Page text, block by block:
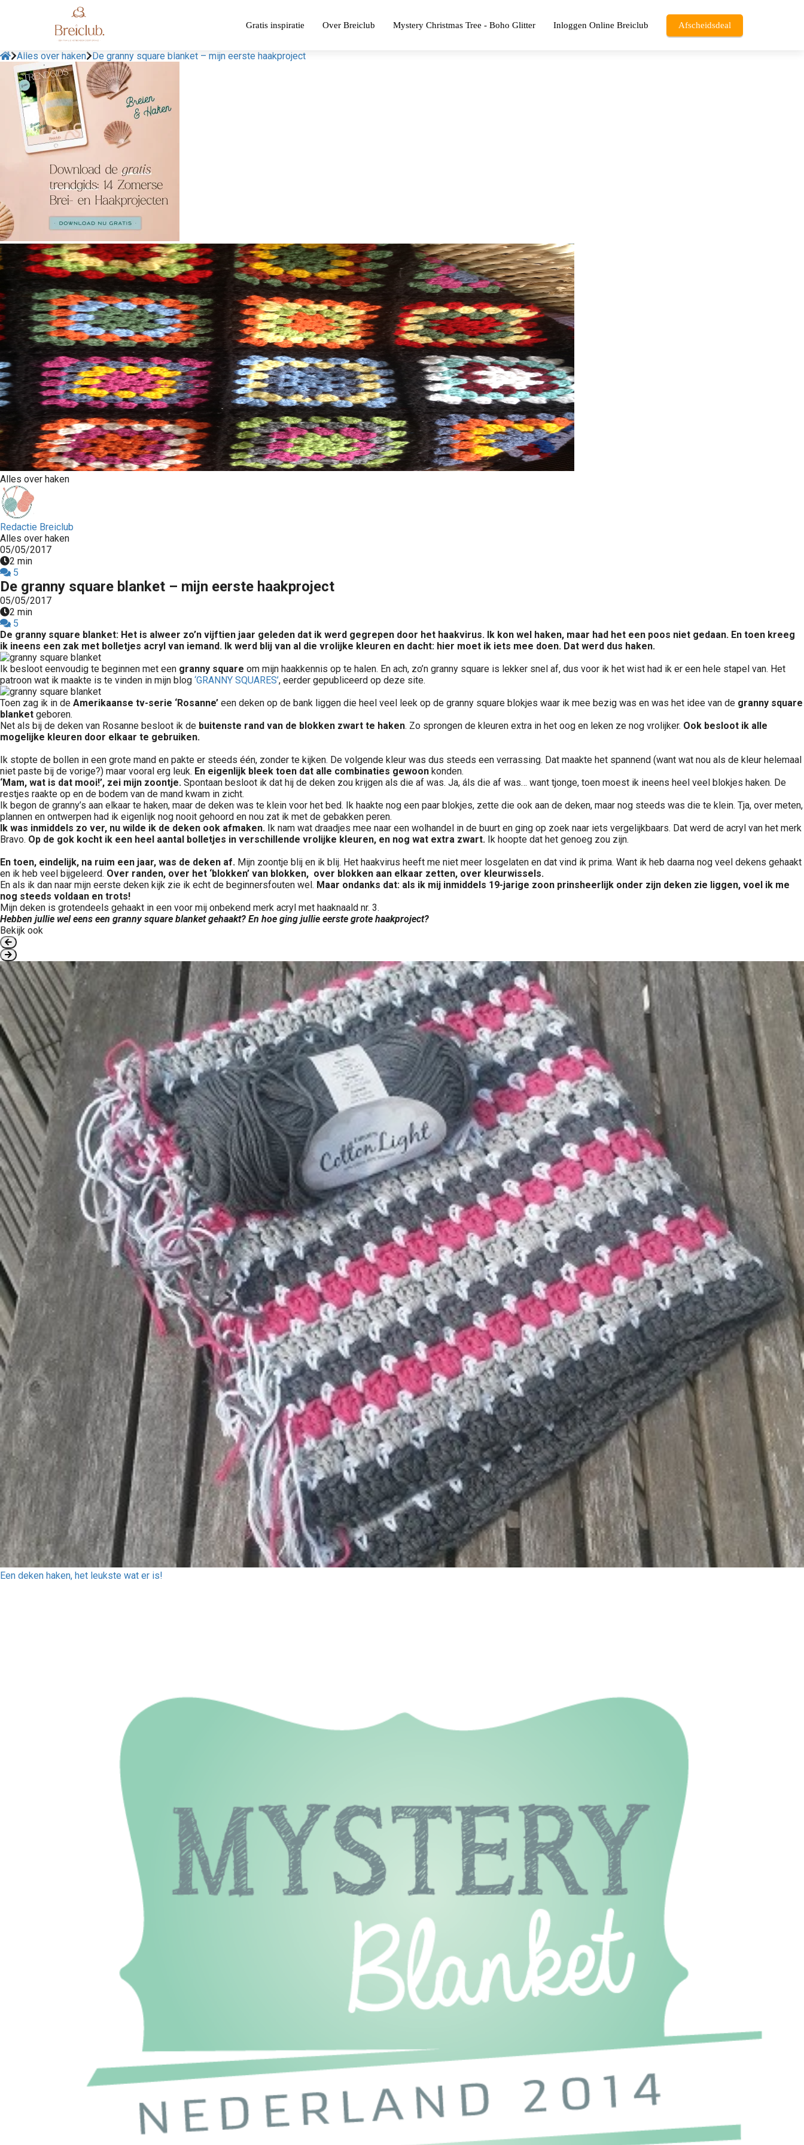
Gratis inspiratie Over Breiclub Mystery Christmas Tree - Boho Glitter Inloggen Online Breiclub Afscheidsdeal
Alles over haken De granny square blanket – mijn eerste haakproject
Alles over haken
Redactie Breiclub
Alles over haken
05/05/2017
2 min
5
De granny square blanket – mijn eerste haakproject
05/05/2017
2 min
5
De granny square blanket: Het is alweer zo’n vijftien jaar geleden dat ik werd gegrepen door het haakvirus. Ik kon wel haken, maar had het een poos niet gedaan. En toen kreeg
ik ineens een zak met bolletjes acryl van iemand. Ik werd blij van al die vrolijke kleuren en dacht: hier moet ik iets mee doen. Dat werd dus haken.
Ik besloot eenvoudig te beginnen met een granny square om mijn haakkennis op te halen. En ach, zo’n granny square is lekker snel af, dus voor ik het wist had ik er een hele stapel van. Het
patroon wat ik maakte is te vinden in mijn blog ‘GRANNY SQUARES’, eerder gepubliceerd op deze site.
Toen zag ik in de Amerikaanse tv-serie ‘Rosanne’ een deken op de bank liggen die heel veel leek op de granny square blokjes waar ik mee bezig was en was het idee van de granny square
blanket geboren.
Net als bij de deken van Rosanne besloot ik de buitenste rand van de blokken zwart te haken. Zo sprongen de kleuren extra in het oog en leken ze nog vrolijker. Ook besloot ik alle
mogelijke kleuren door elkaar te gebruiken.
Ik stopte de bollen in een grote mand en pakte er steeds één, zonder te kijken. De volgende kleur was dus steeds een verrassing. Dat maakte het spannend (want wat nou als de kleur helemaal
niet paste bij de vorige?) maar vooral erg leuk. En eigenlijk bleek toen dat alle combinaties gewoon konden.
‘Mam, wat is dat mooi!’, zei mijn zoontje. Spontaan besloot ik dat hij de deken zou krijgen als die af was. Ja, áls die af was… want tjonge, toen moest ik ineens heel veel blokjes haken. De
restjes raakte op en de bodem van de mand kwam in zicht.
Ik begon de granny’s aan elkaar te haken, maar de deken was te klein voor het bed. Ik haakte nog een paar blokjes, zette die ook aan de deken, maar nog steeds was die te klein. Tja, over meten,
plannen en ontwerpen had ik eigenlijk nog nooit gehoord en nou zat ik met de gebakken peren.
Ik was inmiddels zo ver, nu wilde ik de deken ook afmaken. Ik nam wat draadjes mee naar een wolhandel in de buurt en ging op zoek naar iets vergelijkbaars. Dat werd de acryl van het merk
Bravo. Op de gok kocht ik een heel aantal bolletjes in verschillende vrolijke kleuren, en nog wat extra zwart. Ik hoopte dat het genoeg zou zijn.
En toen, eindelijk, na ruim een jaar, was de deken af. Mijn zoontje blij en ik blij. Het haakvirus heeft me niet meer losgelaten en dat vind ik prima. Want ik heb daarna nog veel dekens gehaakt
en ik heb veel bijgeleerd. Over randen, over het ‘blokken’ van blokken, over blokken aan elkaar zetten, over kleurwissels.
En als ik dan naar mijn eerste deken kijk zie ik echt de beginnersfouten wel. Maar ondanks dat: als ik mij inmiddels 19-jarige zoon prinsheerlijk onder zijn deken zie liggen, voel ik me
nog steeds voldaan en trots!
Mijn deken is grotendeels gehaakt in een voor mij onbekend merk acryl met haaknaald nr. 3.
Hebben jullie wel eens een granny square blanket gehaakt? En hoe ging jullie eerste grote haakproject?
Bekijk ook
Een deken haken, het leukste wat er is!